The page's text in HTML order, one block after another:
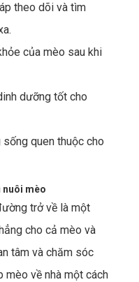
theo dõi và tìm
của mèo sau khi
dưỡng tốt cho
quen thuộc cho
nuôi mèo
trở về là một
cho cả mèo và
tâm và chăm sóc
mèo về nhà một cách